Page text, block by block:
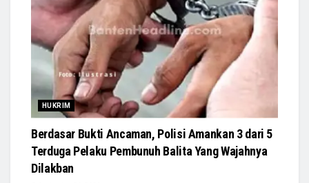
HUKRIM
Berdasar Bukti Ancaman, Polisi Amankan 3 dari 5
Terduga Pelaku Pembunuh Balita Yang Wajahnya
Dilakban